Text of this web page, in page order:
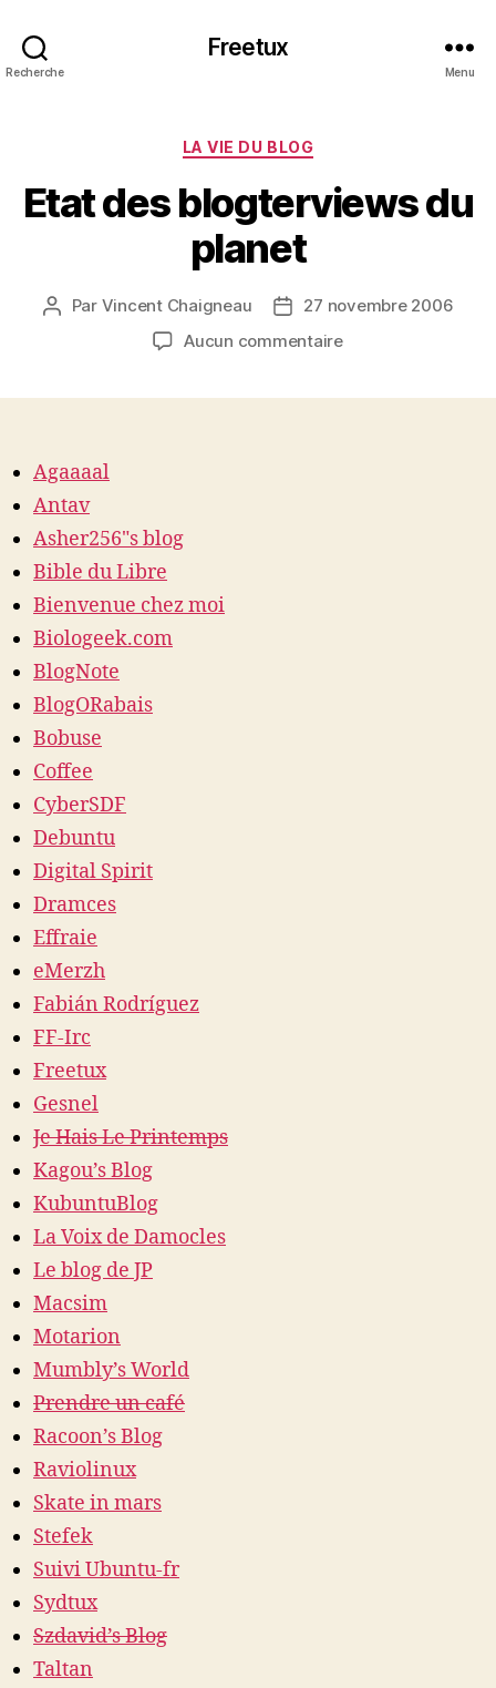
Recherche
Freetux
Menu
Catégories
LA VIE DU BLOG
Etat des blogterviews du
planet
Auteur
Par Vincent Chaigneau
Date27 novembre 2006
Aucun commentairesur
Agaaaal
Antav
Asher256"s blog
Bible du Libre
Bienvenue chez moi
Biologeek.com
BlogNote
BlogORabais
Bobuse
Coffee
CyberSDF
Debuntu
Digital Spirit
Dramces
Effraie
eMerzh
Fabián Rodríguez
FF-Irc
Freetux
Gesnel
Je Hais Le Printemps
Kagou’s Blog
KubuntuBlog
La Voix de Damocles
Le blog de JP
Macsim
Motarion
Mumbly’s World
Prendre un café
Racoon’s Blog
Raviolinux
Skate in mars
Stefek
Suivi Ubuntu-fr
Sydtux
Szdavid’s Blog
Taltan